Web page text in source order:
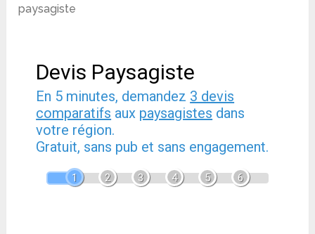
paysagiste
Devis Paysagiste
En 5 minutes, demandez 3 devis
comparatifs aux paysagistes dans
votre région.
Gratuit, sans pub et sans engagement.
1 2 3 4 5 6